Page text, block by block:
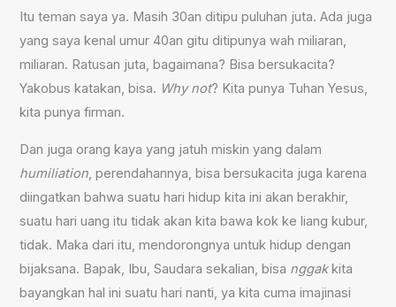
Itu teman saya ya. Masih 30an ditipu puluhan juta. Ada juga
yang saya kenal umur 40an gitu ditipunya wah miliaran,
miliaran. Ratusan juta, bagaimana? Bisa bersukacita?
Yakobus katakan, bisa. Why not? Kita punya Tuhan Yesus,
kita punya firman.
Dan juga orang kaya yang jatuh miskin yang dalam
humiliation, perendahannya, bisa bersukacita juga karena
diingatkan bahwa suatu hari hidup kita ini akan berakhir,
suatu hari uang itu tidak akan kita bawa kok ke liang kubur,
tidak. Maka dari itu, mendorongnya untuk hidup dengan
bijaksana. Bapak, Ibu, Saudara sekalian, bisa nggakkita
bayangkan hal ini suatu hari nanti, ya kita cuma imajinasi